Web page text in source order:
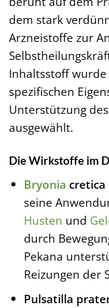
dem stark
Arzneistoffe zur
Inhaltsstoff
spezifischen
Unterstützung
ausgewählt.
Die Wirkstoffe im
Bryonia cretica
seine
Husten und
durch
Pekana
Reizungen der
Pulsatilla